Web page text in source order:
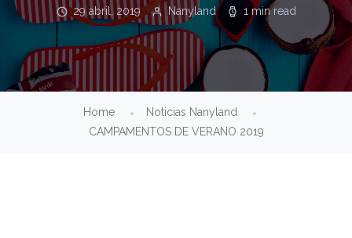
29 abril, 2019 Nanyland 1 min read
Home
Noticias Nanyland
CAMPAMENTOS DE VERANO 2019